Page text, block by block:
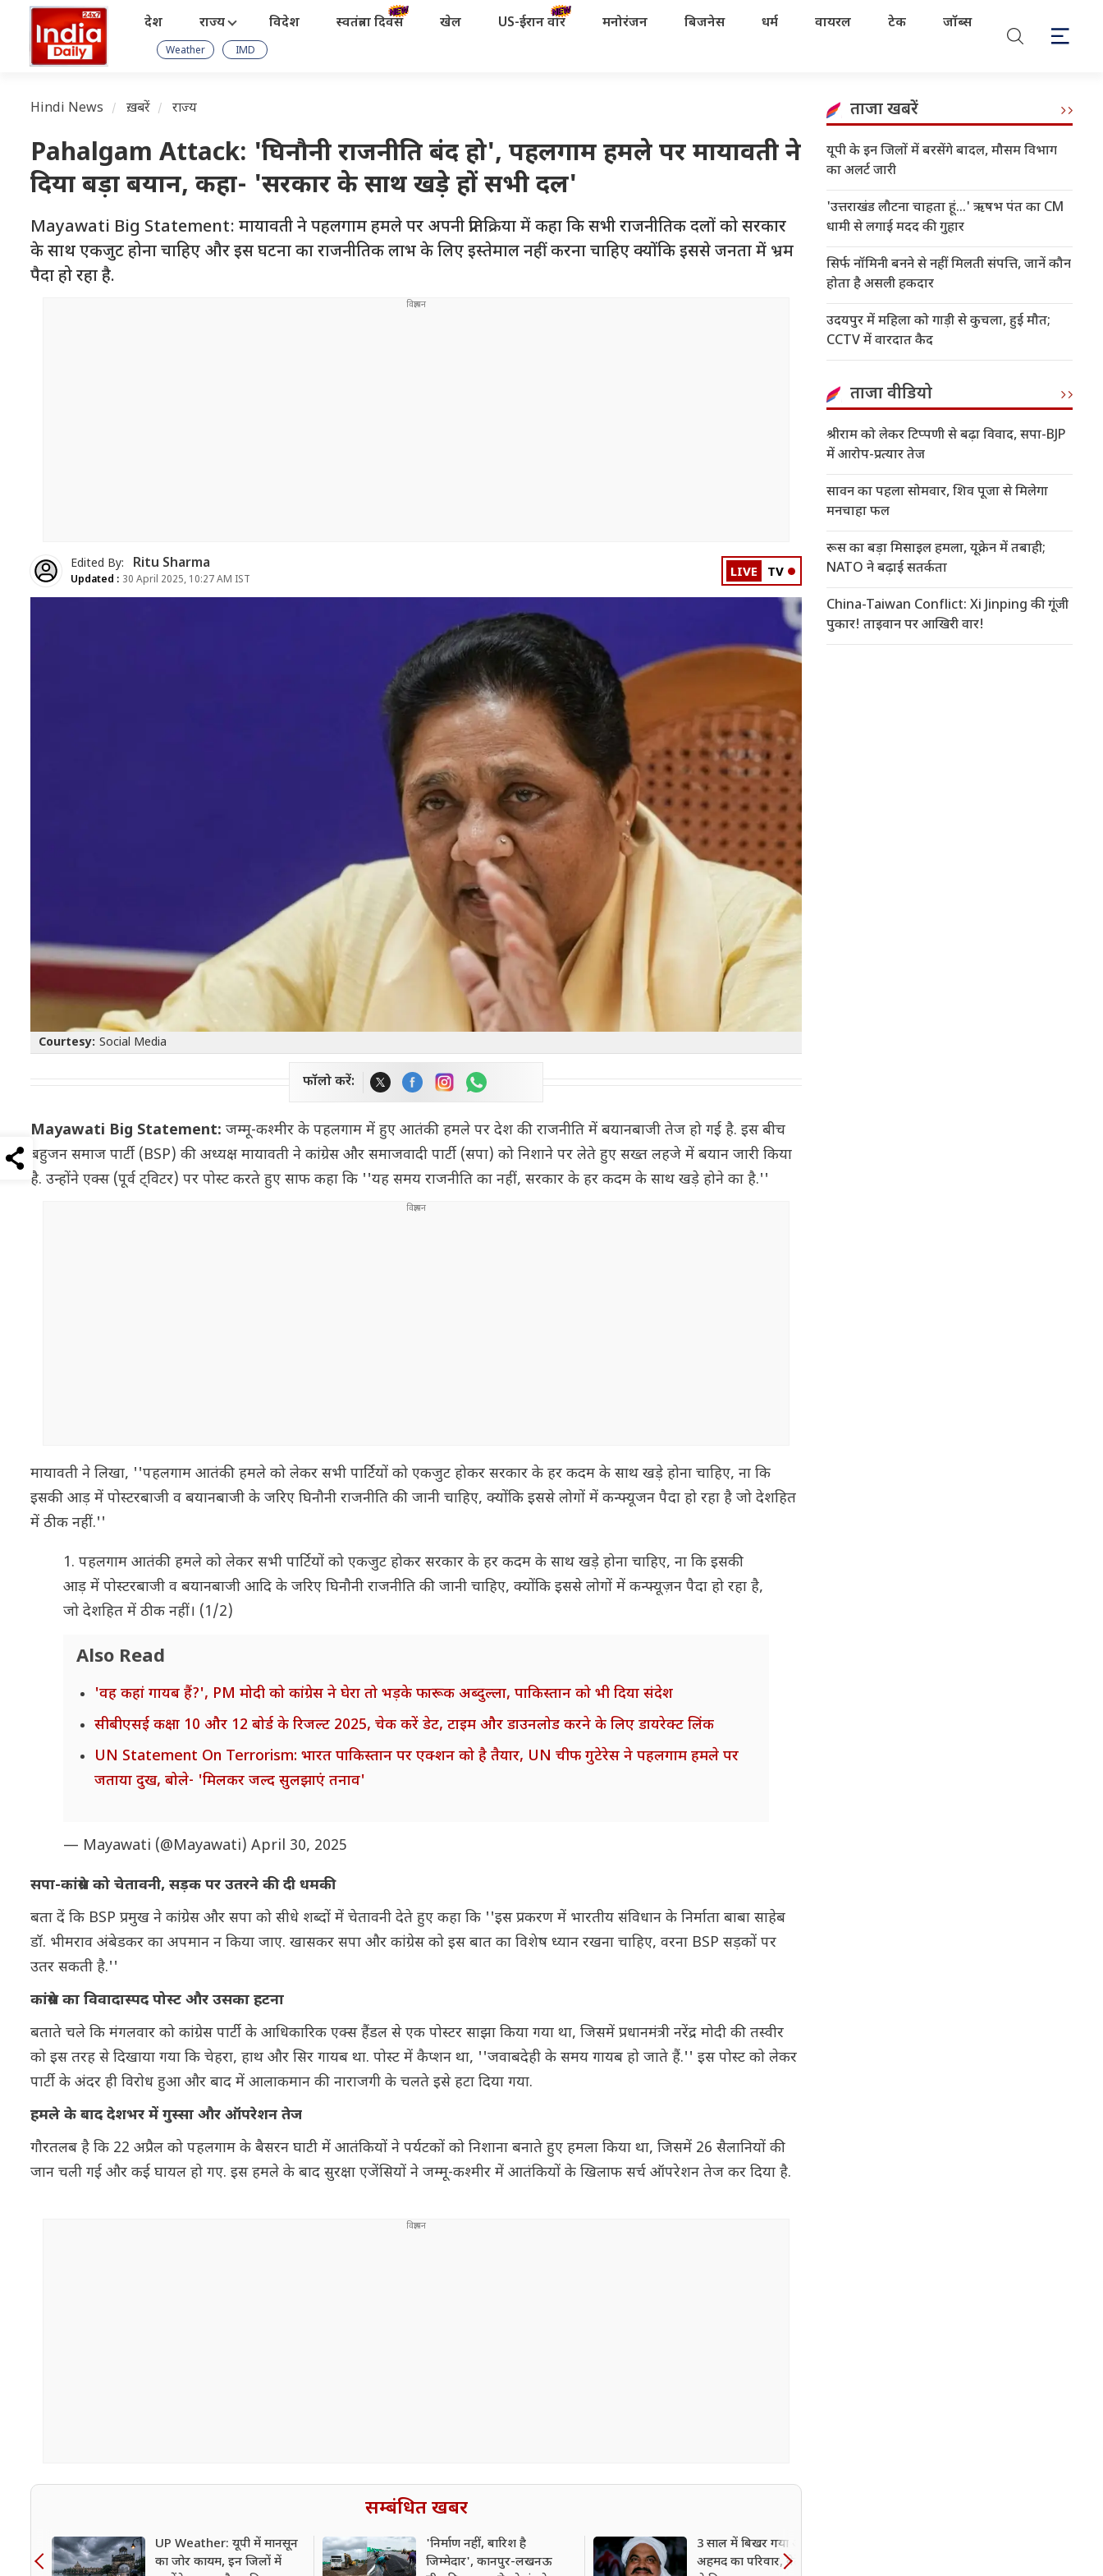
देश राज्य विदेश स्वतंत्रता दिवस खेल US-ईरान वॉर मनोरंजन बिजनेस धर्म वायरल टेक जॉब्स
Weather IMD
Hindi News ख़बरें राज्य
Pahalgam Attack: 'घिनौनी राजनीति बंद हो', पहलगाम हमले पर मायावती ने
दिया बड़ा बयान, कहा- 'सरकार के साथ खड़े हों सभी दल'
Mayawati Big Statement: मायावती ने पहलगाम हमले पर अपनी प्रतिक्रिया में कहा कि सभी राजनीतिक दलों को सरकार
के साथ एकजुट होना चाहिए और इस घटना का राजनीतिक लाभ के लिए इस्तेमाल नहीं करना चाहिए क्योंकि इससे जनता में भ्रम
पैदा हो रहा है.
Edited By: Ritu Sharma
Updated : 30 April 2025, 10:27 AM IST LIVE TV
Courtesy: Social Media
फॉलो करें:
Mayawati Big Statement: जम्मू-कश्मीर के पहलगाम में हुए आतंकी हमले पर देश की राजनीति में बयानबाजी तेज हो गई है. इस बीच
बहुजन समाज पार्टी (BSP) की अध्यक्ष मायावती ने कांग्रेस और समाजवादी पार्टी (सपा) को निशाने पर लेते हुए सख्त लहजे में बयान जारी किया
है. उन्होंने एक्स (पूर्व ट्विटर) पर पोस्ट करते हुए साफ कहा कि ''यह समय राजनीति का नहीं, सरकार के हर कदम के साथ खड़े होने का है.''
मायावती ने लिखा, ''पहलगाम आतंकी हमले को लेकर सभी पार्टियों को एकजुट होकर सरकार के हर कदम के साथ खड़े होना चाहिए, ना कि
इसकी आड़ में पोस्टरबाजी व बयानबाजी के जरिए घिनौनी राजनीति की जानी चाहिए, क्योंकि इससे लोगों में कन्फ्यूजन पैदा हो रहा है जो देशहित
में ठीक नहीं.''
1. पहलगाम आतंकी हमले को लेकर सभी पार्टियों को एकजुट होकर सरकार के हर कदम के साथ खड़े होना चाहिए, ना कि इसकी
आड़ में पोस्टरबाजी व बयानबाजी आदि के जरिए घिनौनी राजनीति की जानी चाहिए, क्योंकि इससे लोगों में कन्फ्यूज़न पैदा हो रहा है,
जो देशहित में ठीक नहीं। (1/2)
Also Read
'वह कहां गायब हैं?', PM मोदी को कांग्रेस ने घेरा तो भड़के फारूक अब्दुल्ला, पाकिस्तान को भी दिया संदेश
सीबीएसई कक्षा 10 और 12 बोर्ड के रिजल्ट 2025, चेक करें डेट, टाइम और डाउनलोड करने के लिए डायरेक्ट लिंक
UN Statement On Terrorism: भारत पाकिस्तान पर एक्शन को है तैयार, UN चीफ गुटेरेस ने पहलगाम हमले पर
जताया दुख, बोले- 'मिलकर जल्द सुलझाएं तनाव'
— Mayawati (@Mayawati) April 30, 2025
सपा-कांग्रेस को चेतावनी, सड़क पर उतरने की दी धमकी
बता दें कि BSP प्रमुख ने कांग्रेस और सपा को सीधे शब्दों में चेतावनी देते हुए कहा कि ''इस प्रकरण में भारतीय संविधान के निर्माता बाबा साहेब
डॉ. भीमराव अंबेडकर का अपमान न किया जाए. खासकर सपा और कांग्रेस को इस बात का विशेष ध्यान रखना चाहिए, वरना BSP सड़कों पर
उतर सकती है.''
कांग्रेस का विवादास्पद पोस्ट और उसका हटना
बताते चले कि मंगलवार को कांग्रेस पार्टी के आधिकारिक एक्स हैंडल से एक पोस्टर साझा किया गया था, जिसमें प्रधानमंत्री नरेंद्र मोदी की तस्वीर
को इस तरह से दिखाया गया कि चेहरा, हाथ और सिर गायब था. पोस्ट में कैप्शन था, ''जवाबदेही के समय गायब हो जाते हैं.'' इस पोस्ट को लेकर
पार्टी के अंदर ही विरोध हुआ और बाद में आलाकमान की नाराजगी के चलते इसे हटा दिया गया.
हमले के बाद देशभर में गुस्सा और ऑपरेशन तेज
गौरतलब है कि 22 अप्रैल को पहलगाम के बैसरन घाटी में आतंकियों ने पर्यटकों को निशाना बनाते हुए हमला किया था, जिसमें 26 सैलानियों की
जान चली गई और कई घायल हो गए. इस हमले के बाद सुरक्षा एजेंसियों ने जम्मू-कश्मीर में आतंकियों के खिलाफ सर्च ऑपरेशन तेज कर दिया है.
सम्बंधित खबर
UP Weather: यूपी में मानसून
का जोर कायम, इन जिलों में
'निर्माण नहीं, बारिश है
जिम्मेदार', कानपुर-लखनऊ
3 साल में बिखर गया अतीक
अहमद का परिवार, बेटे की मौत
ताजा खबरें
यूपी के इन जिलों में बरसेंगे बादल, मौसम विभाग
का अलर्ट जारी
'उत्तराखंड लौटना चाहता हूं...' ऋषभ पंत का CM
धामी से लगाई मदद की गुहार
सिर्फ नॉमिनी बनने से नहीं मिलती संपत्ति, जानें कौन
होता है असली हकदार
उदयपुर में महिला को गाड़ी से कुचला, हुई मौत;
CCTV में वारदात कैद
ताजा वीडियो
श्रीराम को लेकर टिप्पणी से बढ़ा विवाद, सपा-BJP
में आरोप-प्रत्यार तेज
सावन का पहला सोमवार, शिव पूजा से मिलेगा
मनचाहा फल
रूस का बड़ा मिसाइल हमला, यूक्रेन में तबाही;
NATO ने बढ़ाई सतर्कता
China-Taiwan Conflict: Xi Jinping की गूंजी
पुकार! ताइवान पर आखिरी वार!